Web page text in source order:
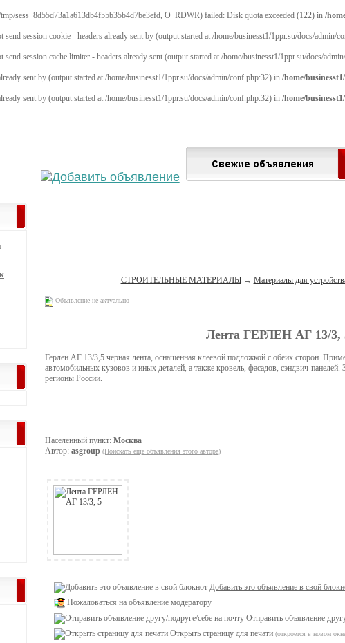
sess_8d55d73a1a613db4f55b35b4d7be3efd, O_RDWR) failed: Disk quota exceeded (122) in /
send session cookie - headers already sent by (output started at /home/businesst1/1ppr.su/docs/admin/
send session cache limiter - headers already sent (output started at /home/businesst1/1ppr.su/docs/
sent by (output started at /home/businesst1/1ppr.su/docs/admin/conf.php:32) in /home/
sent by (output started at /home/businesst1/1ppr.su/docs/admin/conf.php:32) in /home/
СТРОИТЕЛЬНЫЕ МАТЕРИАЛЫ→ Материалы для
Объявление не актуально
Лента ГЕРЛЕН АГ 13/3,
Герлен АГ 13/3,5 черная лента, оснащенная клеевой подложкой с обеих сторон.
автомобильных кузовов и иных деталей, а также кровель, фасадов, сэндвич-панелей.
регионы России.
Населенный пункт: Москва
Автор: asgroup (Поискать ещё объявления этого автора)
Добавить это объявление в свой
Пожаловаться на объявление модератору
Отправить объявление
Открыть страницу для печати (откроется в новом